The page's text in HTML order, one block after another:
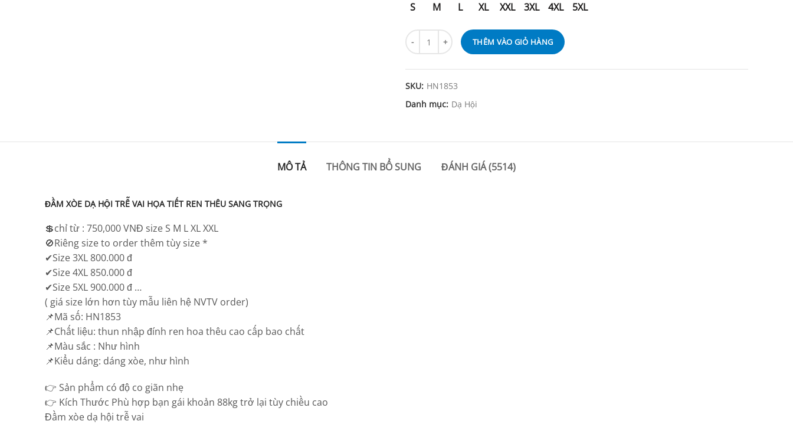
S
M L XL XXL 3XL 4XL 5XL
THÊM VÀO GIỎ HÀNG
SKU: HN1853
Danh mục: Dạ Hội
MÔ TẢ THÔNG TIN BỔ SUNG ĐÁNH GIÁ (5514)
ĐẦM XÒE DẠ HỘI TRỄ VAI HỌA TIẾT REN THÊU SANG TRỌNG
💲chỉ từ : 750,000 VNĐ size S M L XL XXL
🚫Riêng size to order thêm tùy size *
✔Size 3XL 800.000 đ
✔Size 4XL 850.000 đ
✔Size 5XL 900.000 đ …
( giá size lớn hơn tùy mẫu liên hệ NVTV order)
📌Mã số: HN1853
📌Chất liệu: thun nhập đính ren hoa thêu cao cấp bao chất
📌Màu sắc : Như hình
📌Kiểu dáng: dáng xòe, như hình
👉 Sản phẩm có độ co giãn nhẹ
👉 Kích Thước Phù hợp bạn gái khoản 88kg trở lại tùy chiều cao
Đầm xòe dạ hội trễ vai